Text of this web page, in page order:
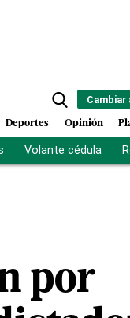
Cambiar
Deportes Opinión
Volante cédula
por